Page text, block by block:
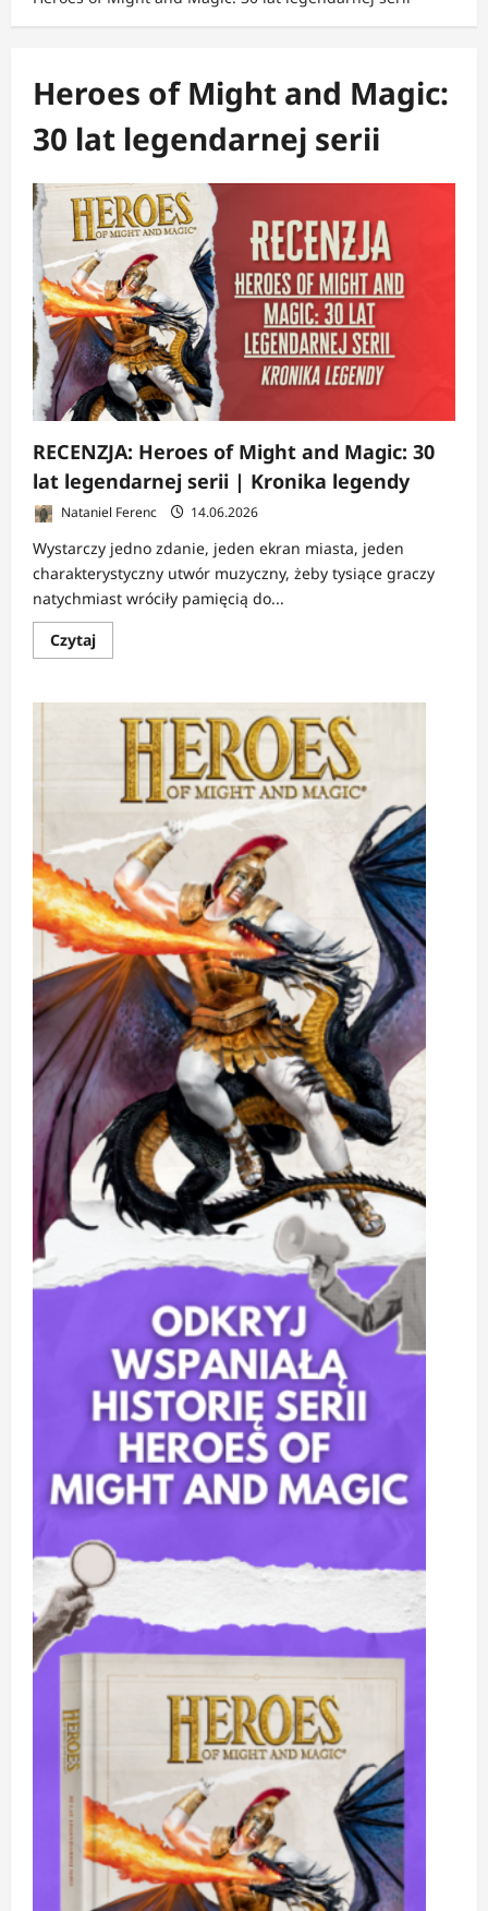
Heroes of Might and Magic:
30 lat legendarnej serii
RECENZJA: Heroes of Might and Magic: 30
lat legendarnej serii | Kronika legendy
Nataniel Ferenc 14.06.2026
Wystarczy jedno zdanie, jeden ekran miasta, jeden
charakterystyczny utwór muzyczny, żeby tysiące graczy
natychmiast wróciły pamięcią do...
CzytajDowiedz
się
RECENZJA:
Heroes
Might
Magic:
legendarnej
serii
|
Kronika
legendy